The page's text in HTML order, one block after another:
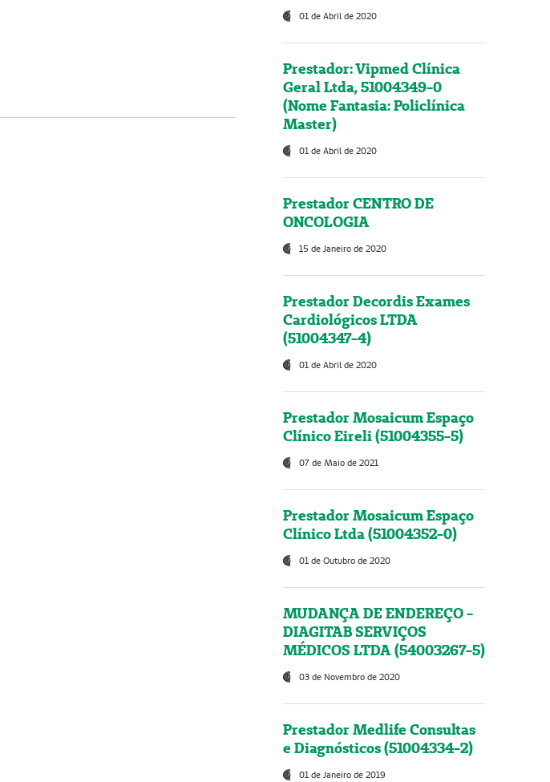
01 de Abril de 2020
Prestador: Vipmed Clínica
Geral Ltda, 51004349-0
(Nome Fantasia: Policlínica
Master)
01 de Abril de 2020
Prestador CENTRO DE
ONCOLOGIA
15 de Janeiro de 2020
Prestador Decordis Exames
Cardiológicos LTDA
(51004347-4)
01 de Abril de 2020
Prestador Mosaicum Espaço
Clínico Eireli (51004355-5)
07 de Maio de 2021
Prestador Mosaicum Espaço
Clínico Ltda (51004352-0)
01 de Outubro de 2020
MUDANÇA DE ENDEREÇO -
DIAGITAB SERVIÇOS
MÉDICOS LTDA (54003267-5)
03 de Novembro de 2020
Prestador Medlife Consultas
e Diagnósticos (51004334-2)
01 de Janeiro de 2019